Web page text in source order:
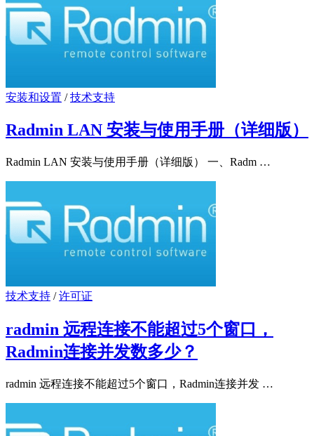
安装和设置 /技术支持
Radmin LAN 安装与使用手册（详细版）
Radmin LAN 安装与使用手册（详细版） 一、Radm …
技术支持 /许可证
radmin 远程连接不能超过5个窗口，
Radmin连接并发数多少？
radmin 远程连接不能超过5个窗口，Radmin连接并发 …